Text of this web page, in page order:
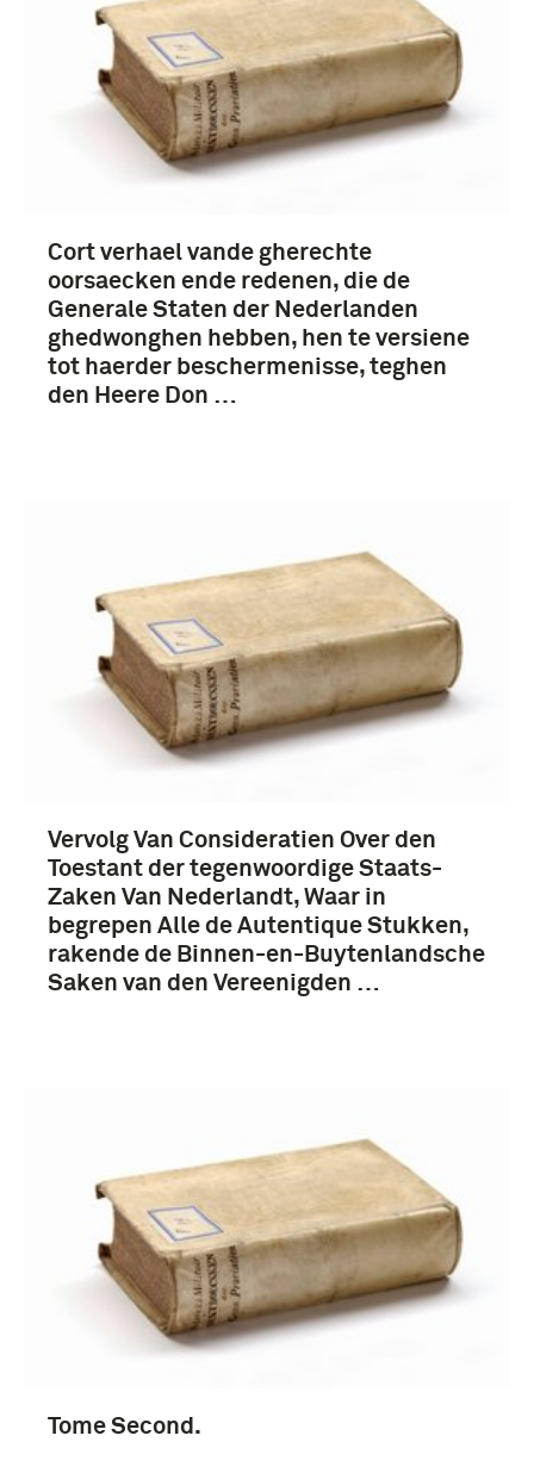
Cort verhael vande gherechte
oorsaecken ende redenen, die de
Generale Staten der Nederlanden
ghedwonghen hebben, hen te versiene
tot haerder beschermenisse, teghen
den Heere Don …
Vervolg Van Consideratien Over den
Toestant der tegenwoordige Staats-
Zaken Van Nederlandt, Waar in
begrepen Alle de Autentique Stukken,
rakende de Binnen-en-Buytenlandsche
Saken van den Vereenigden …
Tome Second.